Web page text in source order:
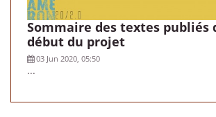
Sommaire des textes publiés
début du projet
03 Jun 2020, 05:50
...